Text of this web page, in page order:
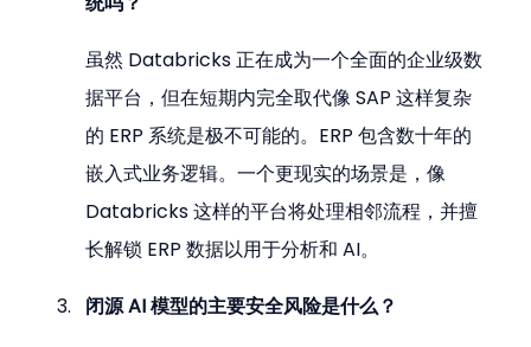
虽然 Databricks 正在成为一个全面的企业级数
据平台，但在短期内完全取代像 SAP 这样复杂
的 ERP 系统是极不可能的。ERP 包含数十年的
嵌入式业务逻辑。一个更现实的场景是，像
Databricks 这样的平台将处理相邻流程，并擅
长解锁 ERP 数据以用于分析和 AI。
闭源 AI 模型的主要安全风险是什么？